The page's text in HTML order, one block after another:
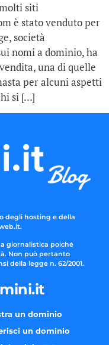
siti
è stato venduto per
società
nomi a dominio, ha
una di quelle
per alcuni aspetti
si […]
degli hosting e della
giornalistica poiché
Non può pertanto
della legge n. 62/2001.
un dominio
un dominio